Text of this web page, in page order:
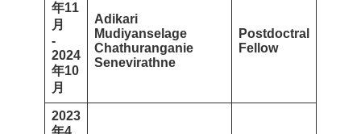
年11
月
-
2024
年10
月
Adikari
Mudiyanselage
Chathuranganie
Senevirathne
Postdoctral
Fellow
2023
年4